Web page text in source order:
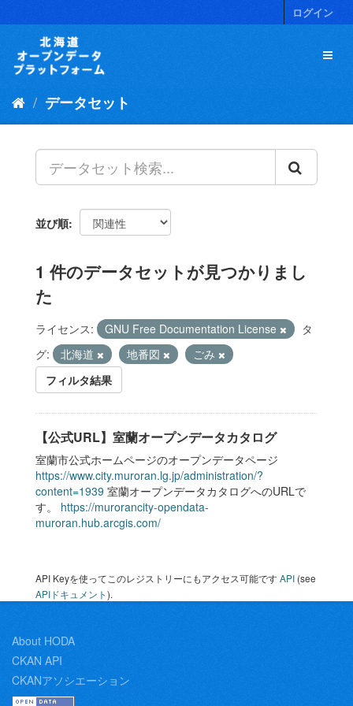
キ
ログイン
データセット
並び順
1 件のデータセットが見つかりまし
た
ライセンス: GNU Free Documentation License
タ
グ:
北海道 地番図
ごみ
フィルタ結果
【公式URL】室蘭オープンデータカタログ
室蘭市公式ホームページのオープンデータページ
https://www.city.muroran.lg.jp/administration/?
content=1939 室蘭オープンデータカタログへのURLで
す。 https://murorancity-opendata-
muroran.hub.arcgis.com/
API Keyを使ってこのレジストリーにもアクセス可能ですAPI (see
APIドキュメント).
About HODA
CKAN API
CKANアソシエーション